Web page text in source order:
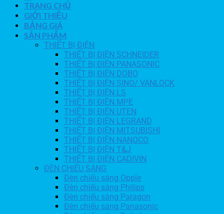
TRANG CHỦ
GIỚI THIỆU
BẢNG GIÁ
SẢN PHẨM
THIẾT BỊ ĐIỆN
THIẾT BỊ ĐIỆN SCHNEIDER
THIẾT BỊ ĐIỆN PANASONIC
THIẾT BỊ ĐIỆN DOBO
THIẾT BỊ ĐIỆN SINO/ VANLOCK
THIẾT BỊ ĐIỆN LS
THIẾT BỊ ĐIỆN MPE
THIẾT BỊ ĐIỆN UTEN
THIẾT BỊ ĐIỆN LEGRAND
THIẾT BỊ ĐIỆN MITSUBISHI
THIẾT BỊ ĐIỆN NANOCO
THIẾT BỊ ĐIỆN T&J
THIẾT BỊ ĐIỆN CADIVIN
ĐÈN CHIẾU SÁNG
Đèn chiếu sáng Opple
Đèn chiếu sáng Philips
Đèn chiếu sáng Paragon
Đèn chiếu sáng Panasonic